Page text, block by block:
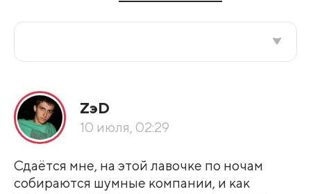
По рейтингу
Развернуть все
ZэD
10 июля, 02:29
Сдаётся мне, на этой лавочке по ночам
собираются шумные компании, и как